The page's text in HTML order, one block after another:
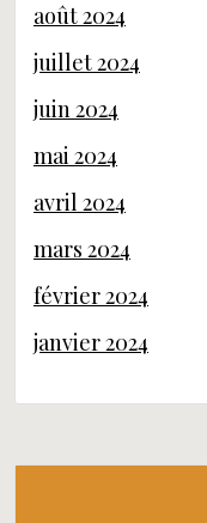
août 2024
juillet 2024
juin 2024
mai 2024
avril 2024
mars 2024
février 2024
janvier 2024